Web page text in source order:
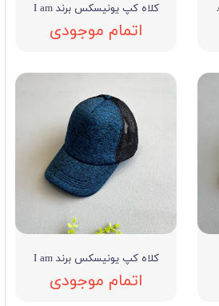
کلاه کپ یونیسکس برند I am
اتمام موجودی
کلاه کپ یونیسکس برند I am
اتمام موجودی